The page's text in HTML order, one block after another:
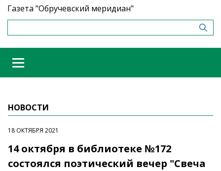
Газета "Обручевский меридиан"
НОВОСТИ
18 ОКТЯБРЯ 2021
14 октября в библиотеке №172
состоялся поэтический вечер "Свеча